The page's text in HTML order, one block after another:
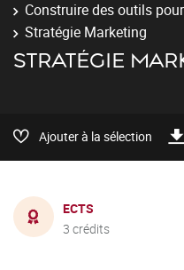
Construire des outils
Stratégie Marketing
STRATÉGIE
Ajouter à la sélection
ECTS
3 crédits